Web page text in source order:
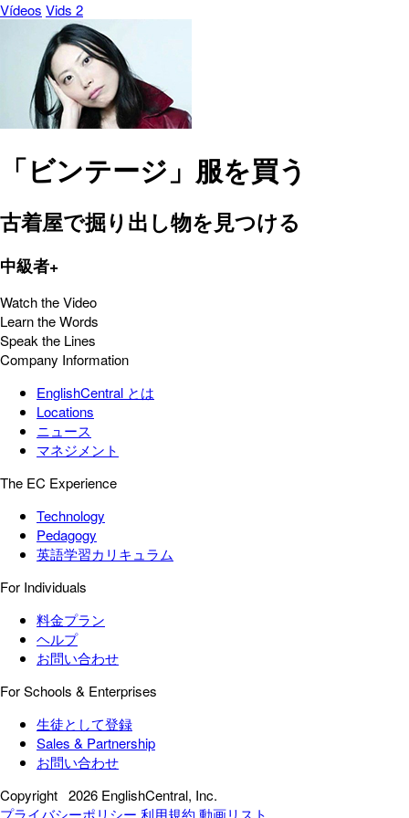
Vídeos Vids 2
「ビンテージ」服を買う
古着屋で掘り出し物を見つける
中級者+
Watch the Video
Learn the Words
Speak the Lines
Company Information
EnglishCentral とは
Locations
ニュース
マネジメント
The EC Experience
Technology
Pedagogy
英語学習カリキュラム
For Individuals
料金プラン
ヘルプ
お問い合わせ
For Schools & Enterprises
生徒として登録
Sales & Partnership
お問い合わせ
Copyright 2026 EnglishCentral, Inc.